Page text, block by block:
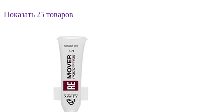
Показать 25 товаров